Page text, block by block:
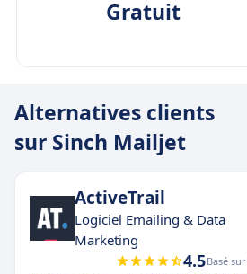
Gratuit
Alternatives clients
sur Sinch Mailjet
ActiveTrail
Logiciel Emailing & Data
Marketing
4.5Basé sur